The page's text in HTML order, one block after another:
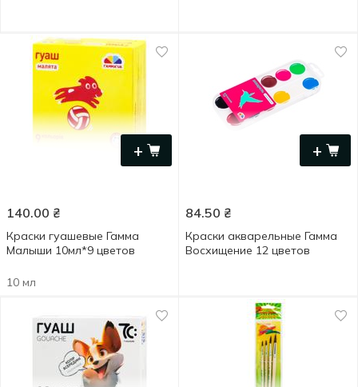
+
140.00 ₴
Краски гуашевые Гамма
Малыши 10мл*9 цветов
10 мл
+
84.50 ₴
Краски акварельные Гамма
Восхищение 12 цветов